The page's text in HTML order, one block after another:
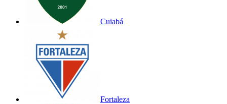
Cuiabá
Fortaleza